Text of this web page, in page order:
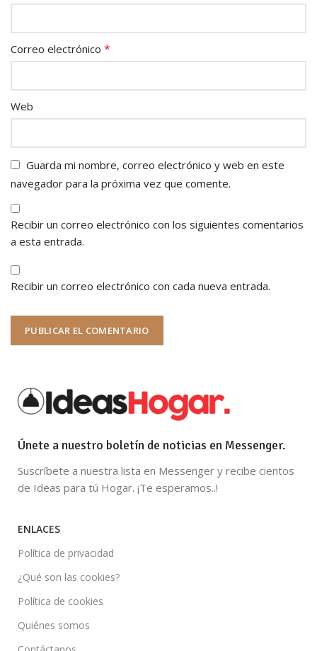
Correo electrónico *
Web
Guarda mi nombre, correo electrónico y web en este
navegador para la próxima vez que comente.
Recibir un correo electrónico con los siguientes comentarios
a esta entrada.
Recibir un correo electrónico con cada nueva entrada.
Únete a nuestro boletín de noticias en Messenger.
Suscríbete a nuestra lista en Messenger y recibe cientos
de Ideas para tú Hogar. ¡Te esperamos..!
ENLACES
Política de privacidad
¿Qué son las cookies?
Política de cookies
Quiénes somos